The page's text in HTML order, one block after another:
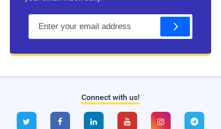
l
Live Traffic Feed
A visitor from Sao Paulo
viewed
வரலாற்று முக்கிய நிகழ்வுகள் - Today…
Connect with us!
     